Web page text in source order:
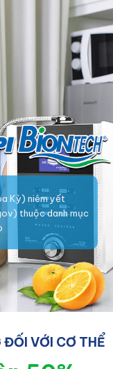
Kỳ) niêm yết
thuộc danh mục
ĐỐI VỚI CƠ THỂ